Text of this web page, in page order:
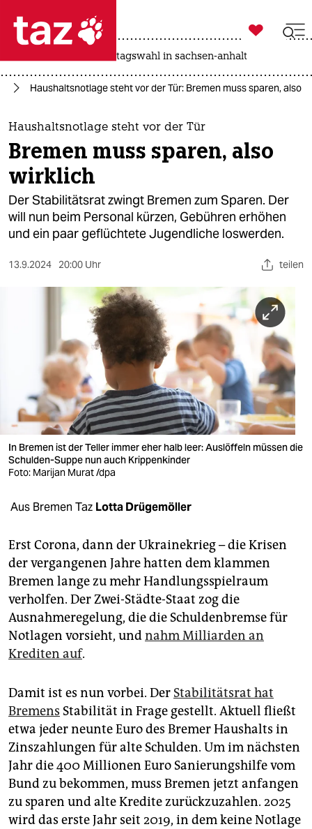
 taz zahl ich
taz zahl ich
themen
politik
öko
gesellschaft
sport
wahrheit
verlag
veranstaltungen
unterstützen
abo
genossenschaft
epaper login

taz zahl ich
landtagswahl in sachsen-anhalt
Haushaltsnotlage steht vor der Tür: Bremen muss sparen, also
Haushaltsnotlage steht vor der Tür
Bremen muss sparen, also
wirklich
Der Stabilitätsrat zwingt Bremen zum Sparen. Der
will nun beim Personal kürzen, Gebühren erhöhen
und ein paar geflüchtete Jugendliche loswerden.
13.9.2024 20:00 Uhr teilen
In Bremen ist der Teller immer eher halb leer: Auslöffeln müssen die
Schulden-Suppe nun auch Krippenkinder
Foto: Marijan Murat /dpa
Aus Bremen Taz Lotta Drügemöller
Erst Corona, dann der Ukrainekrieg – die Krisen
der vergangenen Jahre hatten dem klammen
Bremen lange zu mehr Handlungsspielraum
verholfen. Der Zwei-Städte-Staat zog die
Ausnahmeregelung, die die Schuldenbremse für
Notlagen vorsieht, undnahm Milliarden an
Krediten auf.
Damit ist es nun vorbei. Der Stabilitätsrat hat
Bremens Stabilität in Frage gestellt. Aktuell fließt
etwa jeder neunte Euro des Bremer Haushalts in
Zinszahlungen für alte Schulden. Um im nächsten
Jahr die 400 Millionen Euro Sanierungshilfe vom
Bund zu bekommen, muss Bremen jetzt anfangen
zu sparen und alte Kredite zurückzuzahlen. 2025
wird das erste Jahr seit 2019, in dem keine Notlage